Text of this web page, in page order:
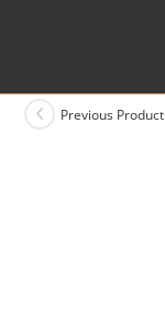
Previous Product